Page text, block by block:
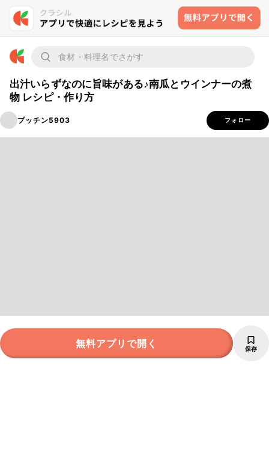
出汁いらずなのに旨味がある♪南瓜とウインナーの煮
物 レシピ・作り方
プッチン5903 フォロー
無料アプリで開く 保存